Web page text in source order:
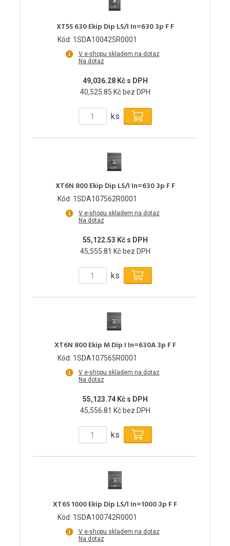
XT5S 630 Ekip Dip LS/I In=630 3p F F
Kód: 1SDA100425R0001
V e-shopu skladem na dotaz
Na dotaz
49,036.28 Kč s DPH
40,525.85 Kč bez DPH
ks
XT6N 800 Ekip Dip LS/I In=630 3p F F
Kód: 1SDA107562R0001
V e-shopu skladem na dotaz
Na dotaz
55,122.53 Kč s DPH
45,555.81 Kč bez DPH
ks
XT6N 800 Ekip M Dip I In=630A 3p F F
Kód: 1SDA107565R0001
V e-shopu skladem na dotaz
Na dotaz
55,123.74 Kč s DPH
45,556.81 Kč bez DPH
ks
XT6S 1000 Ekip Dip LS/I In=1000 3p F F
Kód: 1SDA100742R0001
V e-shopu skladem na dotaz
Na dotaz